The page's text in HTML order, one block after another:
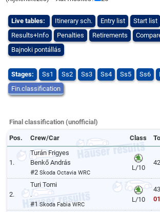
Live tables: Itinerary sch. Entry list Start list
Results+Info
Penalties Retirements
Bajnoki pontállás
Stages: Ss1 Ss2 Ss3 Ss4 Ss5 Ss6
Fin.classification
Final classification (unofficial)
Pos. Crew/Car Class
1.
Turán Frigyes
Benkő András
#2Skoda Octavia WRC
L/10
2.
Turi Tomi
.
#1Skoda Fabia WRC
L/10